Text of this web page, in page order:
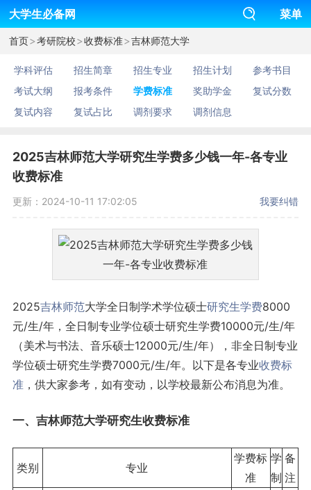
大学生必备网 菜单
首页>考研院校>收费标准>吉林师范大学
学科评估 招生简章 招生专业 招生计划
参考书目
考试大纲
报考条件 学费标准 奖助学金
复试分数
复试内容
复试占比 调剂要求 调剂信息
2025吉林师范大学研究生学费多少钱一年-各专业
收费标准
更新：2024-10-11 17:02:05 我要纠错
2025吉林师范大学全日制学术学位硕士研究生学费8000
元/生/年，全日制专业学位硕士研究生学费10000元/生/年
（美术与书法、音乐硕士12000元/生/年），非全日制专业
学位硕士研究生学费7000元/生/年。以下是各专业收费标
准，供大家参考，如有变动，以学校最新公布消息为准。
一、吉林师范大学研究生收费标准
类别 专业
学费标
准
学
制
备
注